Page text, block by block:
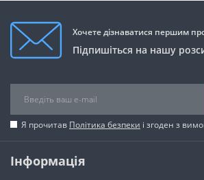
Хочете дізнаватися першим
Підпишіться на нашу
Я прочитав Політика безпеки і згоден з
Інформація